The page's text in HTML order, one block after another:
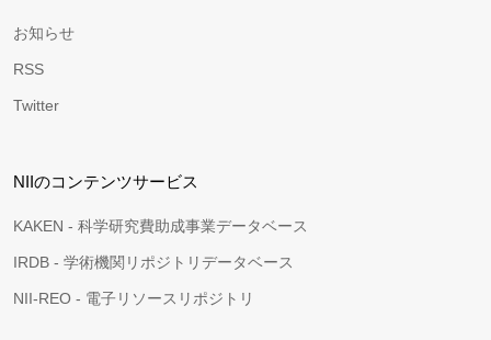
お知らせ
RSS
Twitter
NIIのコンテンツサービス
KAKEN - 科学研究費助成事業データベース
IRDB - 学術機関リポジトリデータベース
NII-REO - 電子リソースリポジトリ